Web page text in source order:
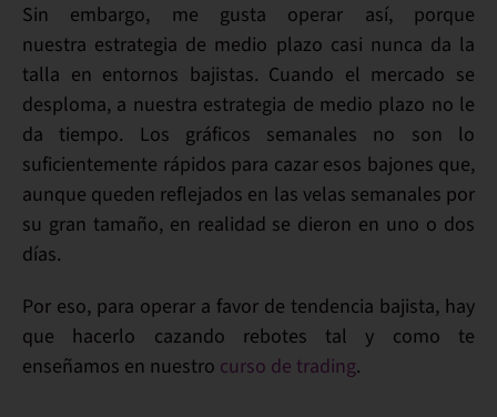
Sin embargo, me gusta operar así, porque
nuestra estrategia de medio plazo casi nunca da la
talla en entornos bajistas. Cuando el mercado se
desploma, a nuestra estrategia de medio plazo no le
da tiempo. Los gráficos semanales no son lo
suficientemente rápidos para cazar esos bajones que,
aunque queden reflejados en las velas semanales por
su gran tamaño, en realidad se dieron en uno o dos
días.
Por eso, para operar a favor de tendencia bajista, hay
que hacerlo cazando rebotes tal y como te
enseñamos en nuestro curso de trading.